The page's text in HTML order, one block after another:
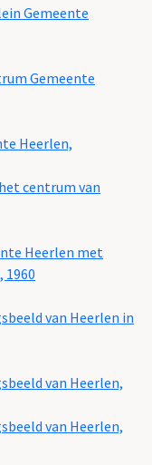
Gemeente
Gemeente
Heerlen,
centrum van
Heerlen met
1960
van Heerlen in
van Heerlen,
van Heerlen,